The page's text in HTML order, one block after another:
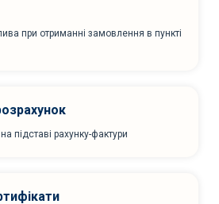
при отриманні замовлення в пункті
підставі рахунку-фактури